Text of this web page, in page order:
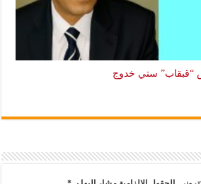
“قبقاب” ستي خدوج